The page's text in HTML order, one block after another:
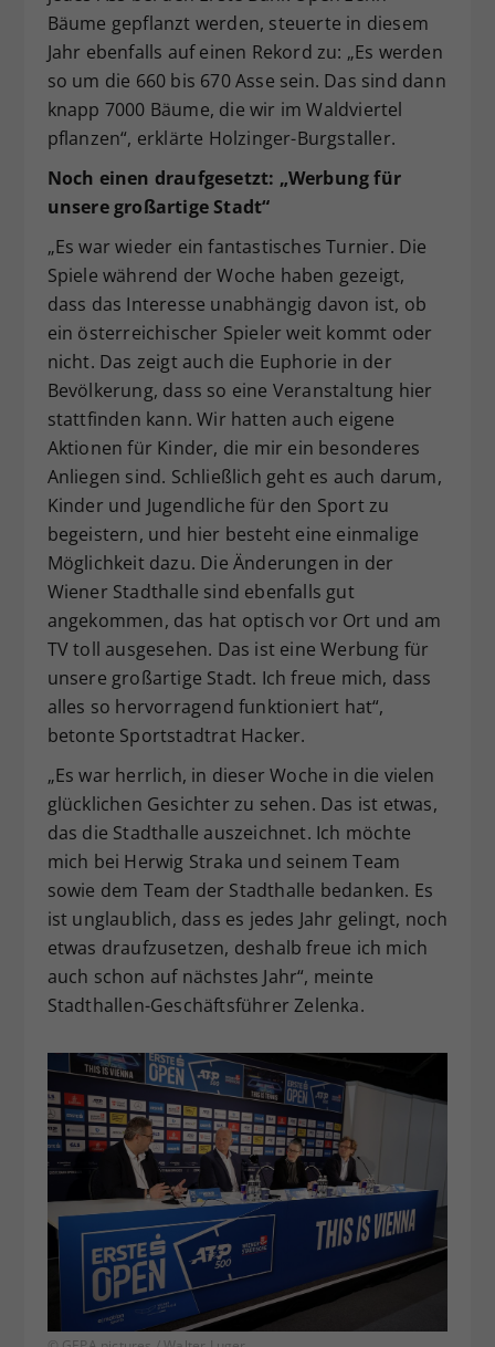
Bäume gepflanzt werden, steuerte in diesem
Jahr ebenfalls auf einen Rekord zu: „Es werden
so um die 660 bis 670 Asse sein. Das sind dann
knapp 7000 Bäume, die wir im Waldviertel
pflanzen“, erklärte Holzinger-Burgstaller.
Noch einen draufgesetzt: „Werbung für
unsere großartige Stadt“
„Es war wieder ein fantastisches Turnier. Die
Spiele während der Woche haben gezeigt,
dass das Interesse unabhängig davon ist, ob
ein österreichischer Spieler weit kommt oder
nicht. Das zeigt auch die Euphorie in der
Bevölkerung, dass so eine Veranstaltung hier
stattfinden kann. Wir hatten auch eigene
Aktionen für Kinder, die mir ein besonderes
Anliegen sind. Schließlich geht es auch darum,
Kinder und Jugendliche für den Sport zu
begeistern, und hier besteht eine einmalige
Möglichkeit dazu. Die Änderungen in der
Wiener Stadthalle sind ebenfalls gut
angekommen, das hat optisch vor Ort und am
TV toll ausgesehen. Das ist eine Werbung für
unsere großartige Stadt. Ich freue mich, dass
alles so hervorragend funktioniert hat“,
betonte Sportstadtrat Hacker.
„Es war herrlich, in dieser Woche in die vielen
glücklichen Gesichter zu sehen. Das ist etwas,
das die Stadthalle auszeichnet. Ich möchte
mich bei Herwig Straka und seinem Team
sowie dem Team der Stadthalle bedanken. Es
ist unglaublich, dass es jedes Jahr gelingt, noch
etwas draufzusetzen, deshalb freue ich mich
auch schon auf nächstes Jahr“, meinte
Stadthallen-Geschäftsführer Zelenka.